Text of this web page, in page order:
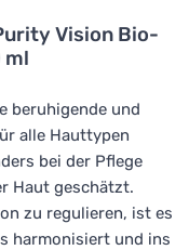
Vision Bio-
ml
beruhigende und
alle Hauttypen
bei der Pflege
Haut geschätzt.
zu regulieren, ist es
harmonisiert und ins